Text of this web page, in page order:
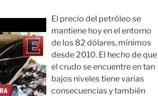
El precio del petróleo se
mantiene hoy en el entorno
de los 82 dólares, mínimos
desde 2010. El hecho de que
el crudo se encuentre en tan
bajos niveles tiene varias
consecuencias y también